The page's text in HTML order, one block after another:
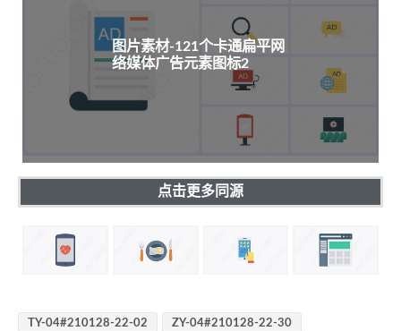
图片素材-121个卡通扁平网
络媒体广告元素图标2
点击更多同源
TY-04#210128-22-02 ZY-04#210128-22-30